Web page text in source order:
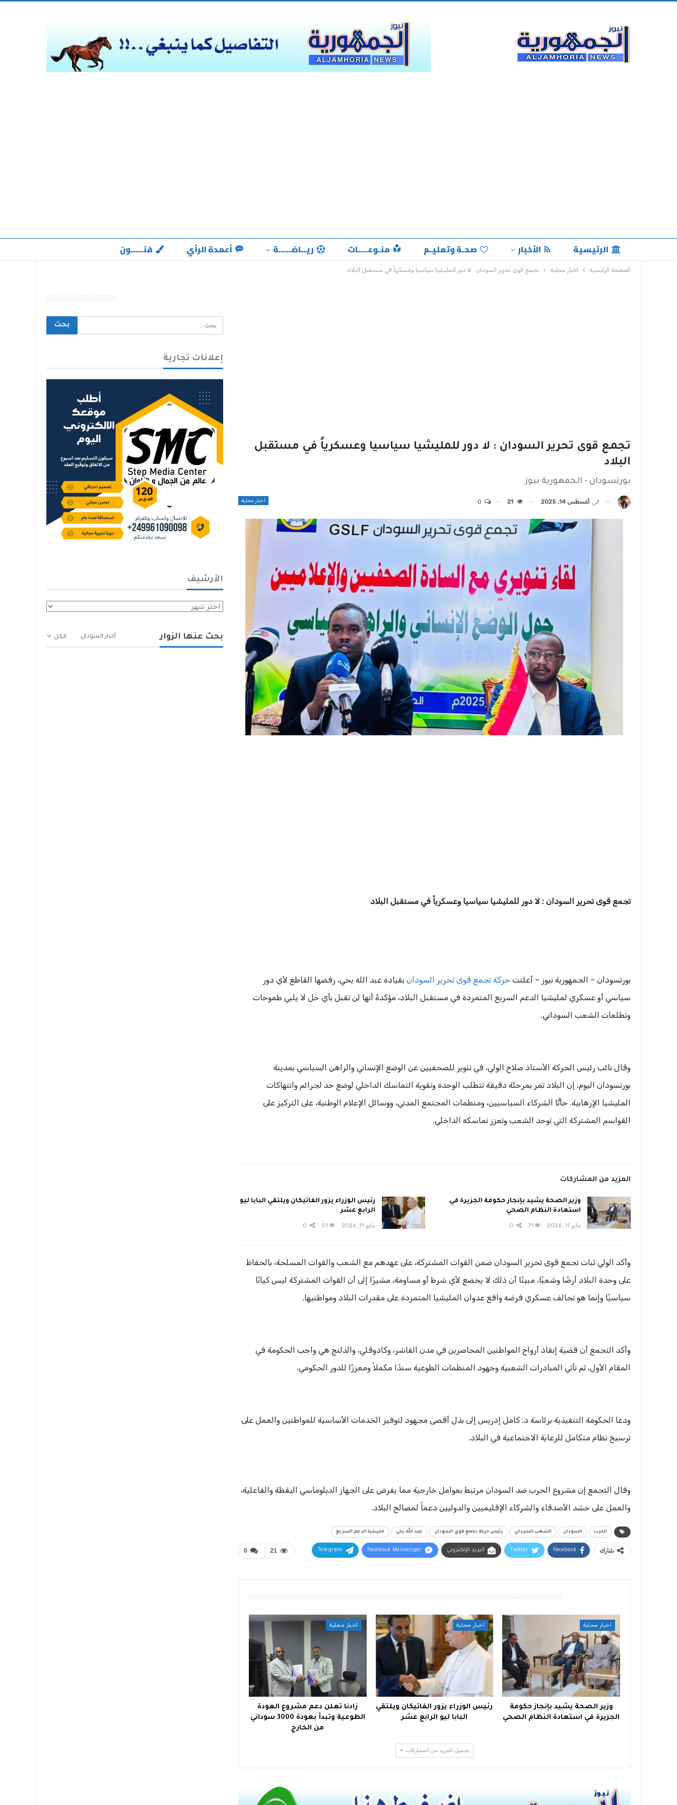
الرئيسية الأخبار صحـة وتعليـم منـوعــــات ريــاضـــــة أعمدة الرأي فنـــــون
الصفحة الرئيسية اخبار محلية تجمع قوى تحرير السودان : لا دور للمليشيا سياسيا وعسكرياً في مستقبل البلاد
تجمع قوى تحرير السودان : لا دور للمليشيا سياسيا وعسكرياً في مستقبل
البلاد
بورتسودان - الجمهورية نيوز
اخبار محلية في أغسطس 14, 2025 21
تجمع قوى تحرير السودان : لا دور للمليشيا سياسيا وعسكرياً في مستقبل البلاد
بورتسودان – الجمهورية نيوز – أعلنت حركة تجمع قوى تحرير السودان بقيادة عبد الله يحي، رفضها القاطع لأي دور
سياسي أو عسكري لمليشيا الدعم السريع المتمردة في مستقبل البلاد، مؤكدةً أنها لن تقبل بأي حل لا يلبي طموحات
وتطلعات الشعب السوداني.
وقال نائب رئيس الحركة الأستاذ صلاح الولي، في تنوير للصحفيين عن الوضع الإنساني والراهن السياسي بمدينة
بورتسودان اليوم، إن البلاد تمر بمرحلة دقيقة تتطلب الوحدة وتقوية التماسك الداخلي لوضع حد لجرائم وانتهاكات
المليشيا الإرهابية. حاثًّا الشركاء السياسيين، ومنظمات المجتمع المدني، ووسائل الإعلام الوطنية، على التركيز على
القواسم المشتركة التي توحد الشعب وتعزز تماسكه الداخلي.
المزيد من المشاركات
وزير الصحة يشيد بإنجاز حكومة الجزيرة في
استعادة النظام الصحي
مايو 11, 2026 71
رئيس الوزراء يزور الفاتيكان ويلتقي البابا ليو
الرابع عشر
مايو 11, 2026 51
وأكد الولي ثبات تجمع قوى تحرير السودان ضمن القوات المشتركة، على عهدهم مع الشعب والقوات المسلحة، بالحفاظ
على وحدة البلاد أرضًا وشعبًا، مبينًا أن ذلك لا يخضع لأي شرط أو مساومة، مشيرًا إلى أن القوات المشتركة ليس كيانًا
سياسيًا وإنما هو تحالف عسكري فرضه واقع عدوان المليشيا المتمردة على مقدرات البلاد ومواطنيها.
وأكد التجمع أن قضية إنقاذ أرواح المواطنين المحاصرين في مدن الفاشر، وكادوقلي، والدلنج هي واجب الحكومة في
المقام الأول، ثم تأتي المبادرات الشعبية وجهود المنظمات الطوعية سندًا مكملاً ومعززًا للدور الحكومي.
ودعا الحكومة التنفيذية برئاسة د. كامل إدريس إلى بذل أقصى مجهود لتوفير الخدمات الأساسية للمواطنين والعمل على
ترسيخ نظام متكامل للرعاية الاجتماعية في البلاد.
وقال التجمع إن مشروع الحرب ضد السودان مرتبط بعوامل خارجية مما يفرض على الجهاز الدبلوماسي اليقظة والفاعلية،
والعمل على حشد الأصدقاء والشركاء الإقليميين والدوليين دعماً لمصالح البلاد.
الحرب السودان الشعب السرداني رئيس حركة تجمع قوي السودان عبد الله يحي مليشيا الدعم السريع
0 21 شارك Facebook
Twitter البريد الإلكتروني Facebook Messenger
Telegram
اخبار محلية
وزير الصحة يشيد بإنجاز حكومة
الجزيرة في استعادة النظام الصحي
اخبار محلية
رئيس الوزراء يزور الفاتيكان ويلتقي
البابا ليو الرابع عشر
اخبار محلية
زادنا تعلن دعم مشروع العودة
الطوعية وتبدأ بعودة 3000 سوداني
من الخارج
تحميل المزيد من المشاركات
إعلانات تجارية
الأرشيف
الأرشيف
الكل بحث عنها الزوار أخبار السودان